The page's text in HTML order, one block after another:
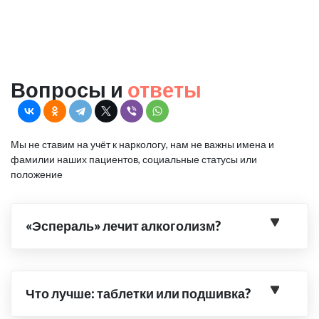
Вопросы и ответы
Мы не ставим на учёт к наркологу, нам не важны имена и
фамилии наших пациентов, социальные статусы или
положение
«Эспераль» лечит алкоголизм?
Что лучше: таблетки или подшивка?